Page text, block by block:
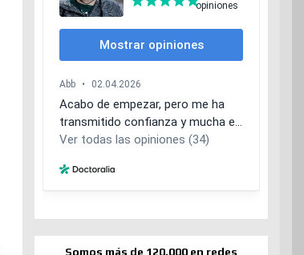
Somos más de 120.000 en redes